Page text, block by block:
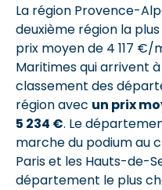
La région Provence-
deuxième région la
prix moyen de 4 117 €/
Maritimes qui arrivent
classement des
région avec un prix
5 234 €. Le
marche du podium au
Paris et les Hauts-de-
département le plus